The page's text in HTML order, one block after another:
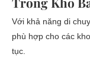
Với khả năng di
phù hợp cho các
tục.